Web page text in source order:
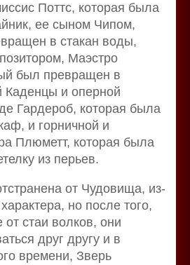
Поттс, которая была
ее сыном Чипом,
в стакан воды,
Маэстро
был превращен в
Каденцы и оперной
Гардероб, которая была
и горничной и
Плюметт, которая была
из перьев.
от Чудовища, из-
но после того,
от стаи волков, они
друг другу и в
времени, Зверь